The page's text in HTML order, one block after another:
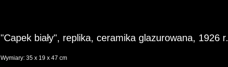
"Capek biały", replika, ceramika glazurowana, 1926 r.
Wymiary: 35 x 19 x 47 cm